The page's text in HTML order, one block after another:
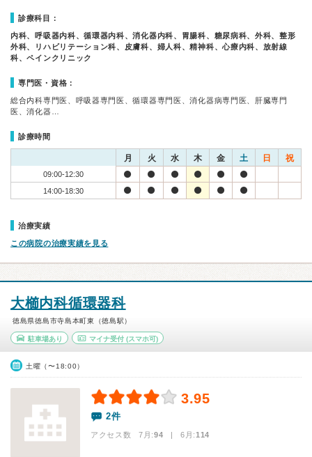
診療科目：
内科、呼吸器内科、循環器内科、消化器内科、胃腸科、糖尿病科、外科、整形
外科、リハビリテーション科、皮膚科、婦人科、精神科、心療内科、放射線
科、ペインクリニック
専門医・資格：
総合内科専門医、呼吸器専門医、循環器専門医、消化器病専門医、肝臓専門
医、消化器…
診療時間
月 火 水 木 金 土 日 祝
09:00-12:30
14:00-18:30
治療実績
この病院の治療実績を見る
大櫛内科循環器科
徳島県徳島市寺島本町東（徳島駅）
駐車場あり マイナ受付(スマホ可)
土曜（〜18:00）
3.95
2件
アクセス数 7月:94 | 6月:114